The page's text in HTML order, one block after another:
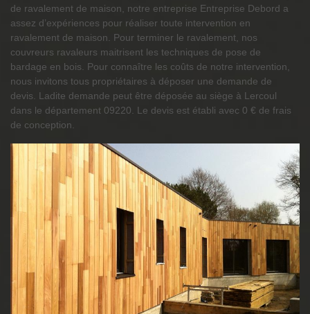
de ravalement de maison, notre entreprise Entreprise Debord a
assez d’expériences pour réaliser toute intervention en
ravalement de maison. Pour terminer le ravalement, nos
couvreurs ravaleurs maitrisent les techniques de pose de
bardage en bois. Pour connaître les coûts de notre intervention,
nous invitons tous propriétaires à déposer une demande de
devis. Ladite demande peut être déposée au siège à Lercoul
dans le département 09220. Le devis est établi avec 0 € de frais
de conception.